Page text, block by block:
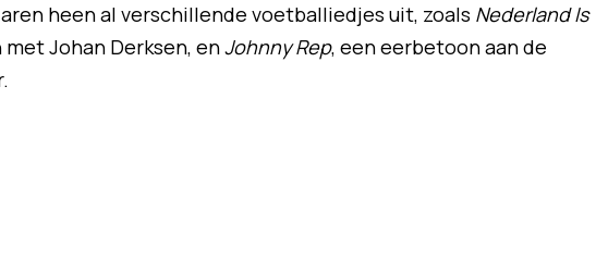
heen al verschillende voetballiedjes uit, zoals Nederland Is
Johan Derksen, enJohnny Rep, een eerbetoon aan de